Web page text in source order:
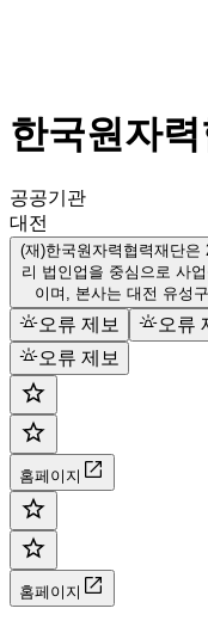
한국원자
공공기관
대전
(재)한국원자력협력재단은
리 법인업을 중심으로 사
이며, 본사는 대전 유성
오류 제보
오류
오류 제보
홈페이지
홈페이지